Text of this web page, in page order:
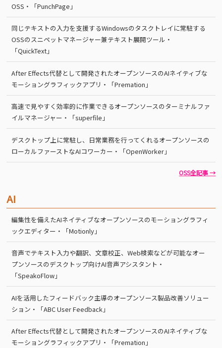
OSS・「PunchPage」
同じテキストの入力を支援するWindowsのタスクトレイに常駐する
OSSのスニペットマネージャー兼テキスト展開ツール・
「QuickText」
After Effects代替として開発されたオープンソースのAIネイティブな
モーショングラフィックアプリ・「Premation」
高速で見やすく効率的に作業できるオープンソースのターミナルファ
イルマネージャー・「superfile」
デスクトップ上に常駐し、日常業務を行ってくれるオープンソースの
ローカルファーストなAIコワーカー・「OpenWorker」
OSS全記事 →
AI
編集性を備えたAIネイティブなオープンソースのモーショングラフィ
ックエディター・「Motionly」
音声でテキスト入力や翻訳、文章校正、Web検索などが可能なオー
プンソースのデスクトップ向けAI音声アシスタント・
「SpeakoFlow」
AIを活用したフィードバック主導のオープンソース製品改善ソリュー
ション・「ABC User Feedback」
After Effects代替として開発されたオープンソースのAIネイティブな
モーショングラフィックアプリ・「Premation」